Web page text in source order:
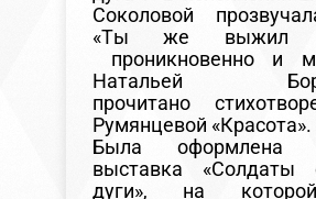
Соколовой
«Ты же выжил
проникновенно и
Натальей
прочитано
Румянцевой «Красота».
Была оформлена
выставка «Солдаты
дуги», на